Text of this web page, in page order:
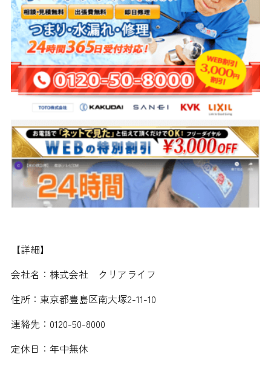
【詳細】
会社名：株式会社 クリアライフ
住所：東京都豊島区南大塚2-11-10
連絡先：0120-50-8000
定休日：年中無休